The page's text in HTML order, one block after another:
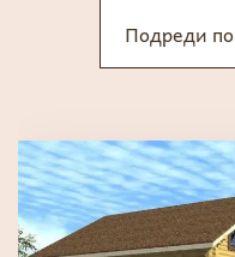
Подреди по